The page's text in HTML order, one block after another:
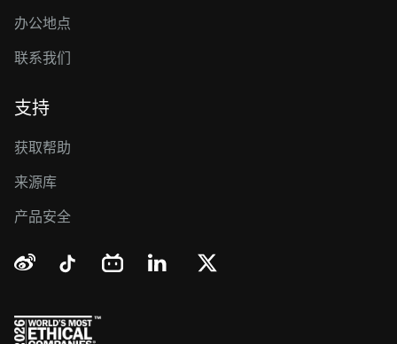
办公地点
联系我们
支持
获取帮助
来源库
产品安全